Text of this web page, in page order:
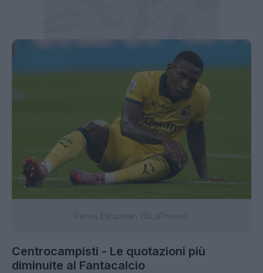
Centrocampisti - Le quotazioni più
diminuite al Fantacalcio